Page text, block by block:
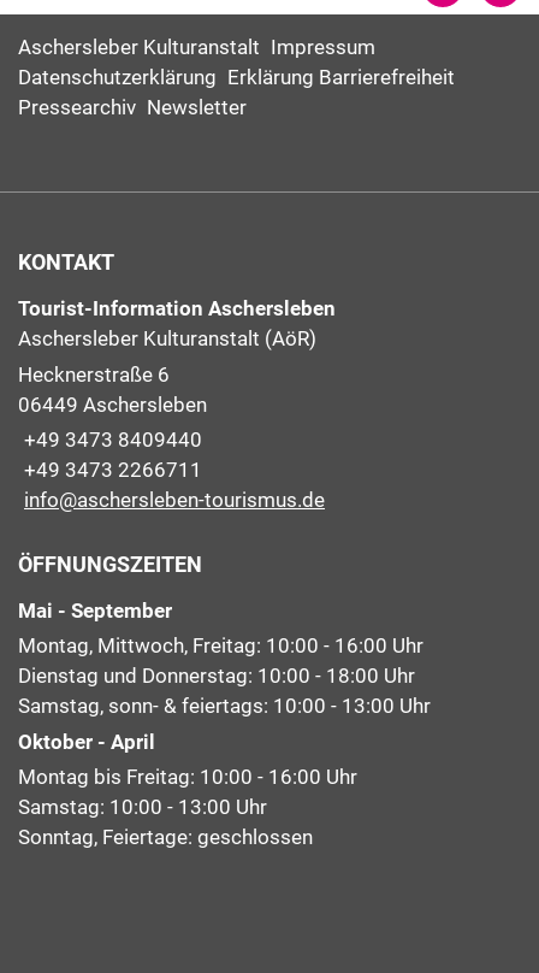
Aschersleber Kulturanstalt Impressum
Datenschutzerklärung Erklärung Barrierefreiheit
Pressearchiv Newsletter
KONTAKT
Tourist-Information Aschersleben
Aschersleber Kulturanstalt (AöR)
Hecknerstraße 6
06449 Aschersleben
+49 3473 8409440
+49 3473 2266711
info@aschersleben-tourismus.de
ÖFFNUNGSZEITEN
Mai - September
Montag, Mittwoch, Freitag: 10:00 - 16:00 Uhr
Dienstag und Donnerstag: 10:00 - 18:00 Uhr
Samstag, sonn- & feiertags: 10:00 - 13:00 Uhr
Oktober - April
Montag bis Freitag: 10:00 - 16:00 Uhr
Samstag: 10:00 - 13:00 Uhr
Sonntag, Feiertage: geschlossen